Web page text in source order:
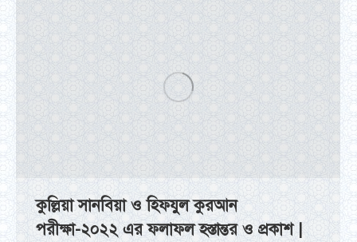
কুল্লিয়া সানবিয়া ও হিফযুল কুরআন
পরীক্ষা-২০২২ এর ফলাফল হস্তান্তর ও প্রকাশ |